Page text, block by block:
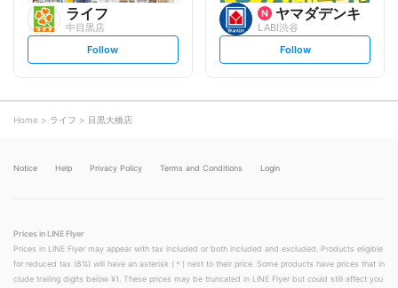
ライフ
中目黒店
s
t
o
w
Follow
ヤマダデンキ
LABI渋谷
s
t
Follow
Home ライフ 目黒大橋店
Notice Help Privacy Policy Terms and Conditions Login
Prices in LINE Flyer
Prices in LINE Flyer may appear with tax included or both included and excluded. Products eligible
for reduced tax (8%) will have an asterisk (＊) next to their price. Some products have prices that in
clude trailing digits below ¥1. These prices may be truncated in LINE Flyer but could still affect you